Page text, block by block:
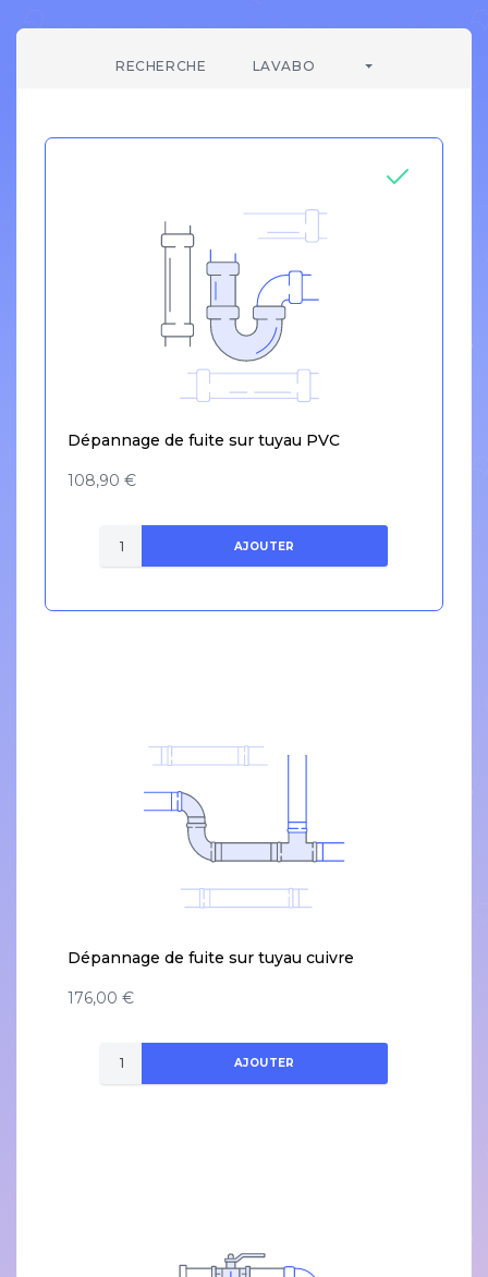
RECHERCHE LAVABO
Dépannage de fuite sur tuyau PVC
108,90 €
AJOUTER
Dépannage de fuite sur tuyau cuivre
176,00 €
AJOUTER